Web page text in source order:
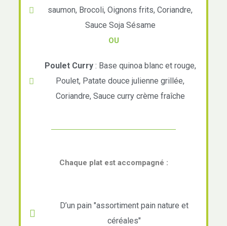
saumon, Brocoli, Oignons frits, Coriandre,
Sauce Soja Sésame
OU
Poulet Curry: Base quinoa blanc et rouge,
Poulet, Patate douce julienne grillée,
Coriandre, Sauce curry crème fraîche
Chaque plat est accompagné :
D’un pain "assortiment pain nature et
céréales"